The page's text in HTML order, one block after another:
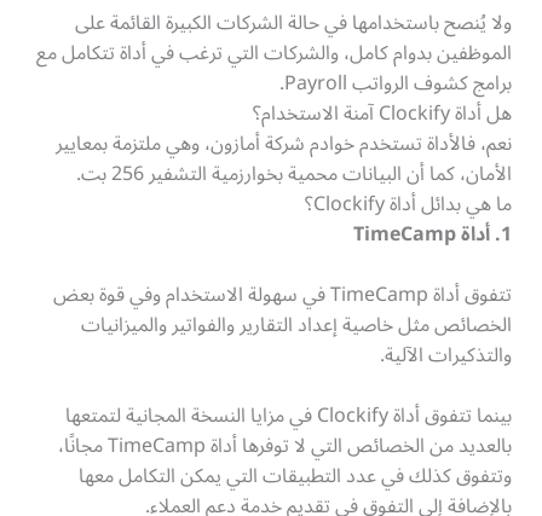
ولا يُنصح باستخدامها في حالة الشركات الكبيرة القائمة على
الموظفين بدوام كامل، والشركات التي ترغب في أداة تتكامل مع
برامج كشوف الرواتب Payroll.
هل أداة Clockify آمنة الاستخدام؟
نعم، فالأداة تستخدم خوادم شركة أمازون، وهي ملتزمة بمعايير
الأمان، كما أن البيانات محمية بخوارزمية التشفير 256 بت.
ما هي بدائل أداة Clockify؟
1. أداة TimeCamp
تتفوق أداة TimeCamp في سهولة الاستخدام وفي قوة بعض
الخصائص مثل خاصية إعداد التقارير والفواتير والميزانيات
والتذكيرات الآلية.
بينما تتفوق أداة Clockify في مزايا النسخة المجانية لتمتعها
بالعديد من الخصائص التي لا توفرها أداة TimeCamp مجانًا،
وتتفوق كذلك في عدد التطبيقات التي يمكن التكامل معها
بالإضافة إلى التفوق في تقديم خدمة دعم العملاء.